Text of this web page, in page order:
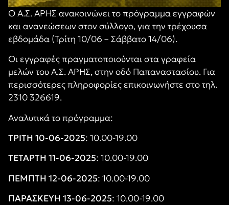
Ο Α.Σ. ΑΡΗΣ ανακοινώνει το πρόγραμμα εγγραφών
και ανανεώσεων στον σύλλογο, για την τρέχουσα
εβδομάδα (Τρίτη 10/06 – Σάββατο 14/06).
Οι εγγραφές πραγματοποιούνται στα γραφεία
μελών του Α.Σ. ΑΡΗΣ, στην οδό Παπαναστασίου. Για
περισσότερες πληροφορίες επικοινωνήστε στο τηλ.
2310 326619.
Αναλυτικά το πρόγραμμα:
ΤΡΙΤΗ 10-06-2025: 10.00-19.00
ΤΕΤΑΡΤΗ 11-06-2025: 10.00-19.00
ΠΕΜΠΤΗ 12-06-2025: 10.00-19.00
ΠΑΡΑΣΚΕΥΗ 13-06-2025: 10.00-19.00